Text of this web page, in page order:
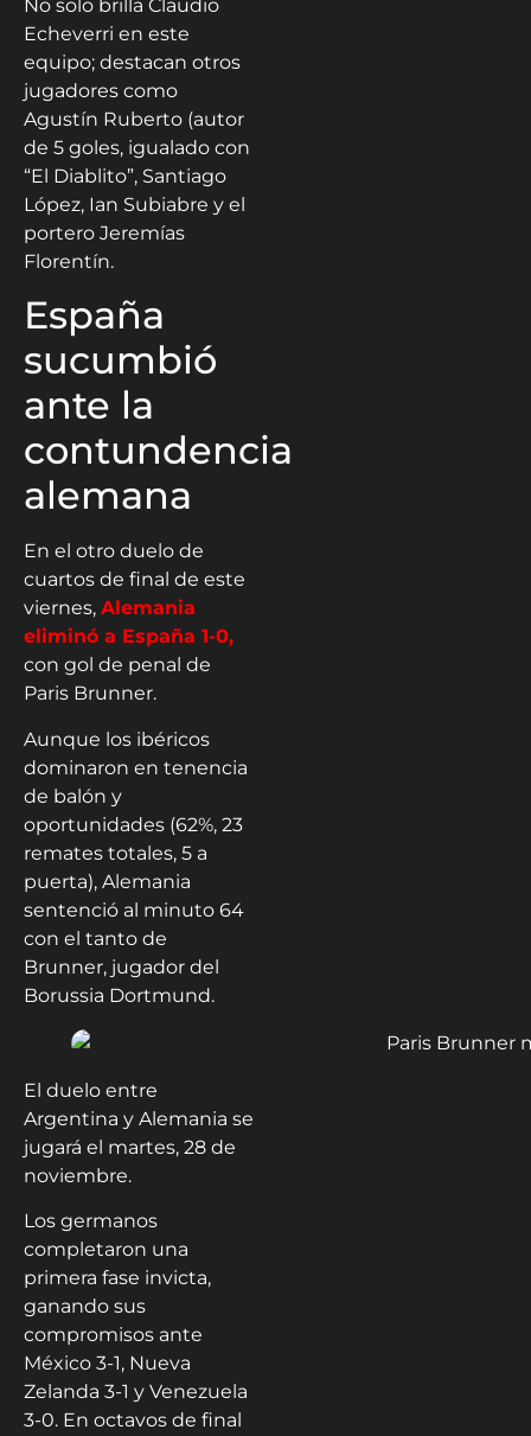
No solo brilla Claudio
Echeverri en este
equipo; destacan otros
jugadores como
Agustín Ruberto (autor
de 5 goles, igualado con
“El Diablito”, Santiago
López, Ian Subiabre y el
portero Jeremías
Florentín.
España
sucumbió
ante la
contundencia
alemana
En el otro duelo de
cuartos de final de este
viernes, Alemania
eliminó a España 1-0,
con gol de penal de
Paris Brunner.
Aunque los ibéricos
dominaron en tenencia
de balón y
oportunidades (62%, 23
remates totales, 5 a
puerta), Alemania
sentenció al minuto 64
con el tanto de
Brunner, jugador del
Borussia Dortmund.
El duelo entre
Argentina y Alemania se
jugará el martes, 28 de
noviembre.
Los germanos
completaron una
primera fase invicta,
ganando sus
compromisos ante
México 3-1, Nueva
Zelanda 3-1 y Venezuela
3-0. En octavos de final